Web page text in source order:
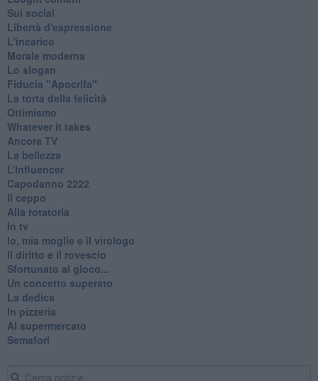
Sui social
Libertà d'espressione
L'incarico
Morale moderna
Lo slogan
Fiducia "Apocrifa"
La torta della felicità
Ottimismo
Whatever it takes
Ancora TV
La bellezza
L’Influencer
​Capodanno 2222
Il ceppo
Alla rotatoria
In tv
Io, mia moglie e il virologo
Il diritto e il rovescio
Sfortunato al gioco...
Un concetto superato
La dedica
In pizzeria
Al supermercato
Semafori